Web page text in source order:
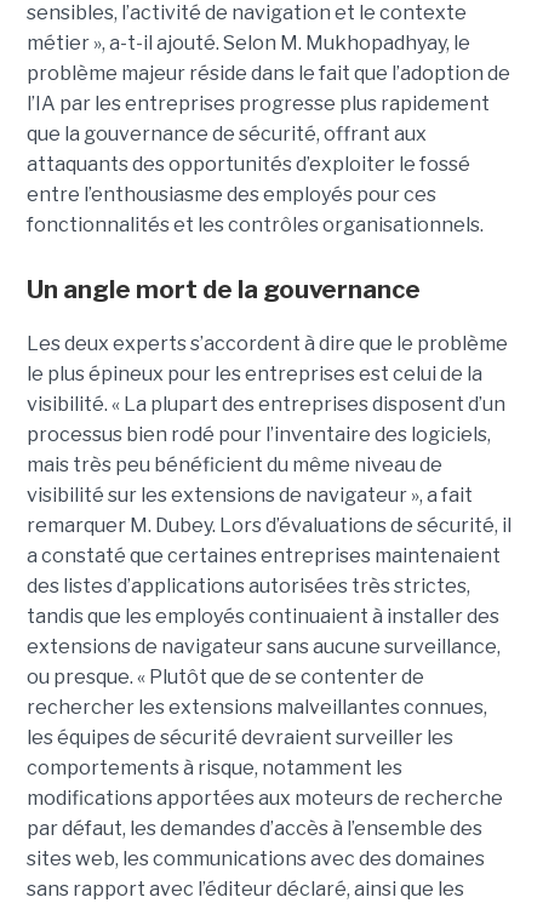
sensibles, l’activité de navigation et le contexte
métier », a-t-il ajouté. Selon M. Mukhopadhyay, le
problème majeur réside dans le fait que l’adoption de
l’IA par les entreprises progresse plus rapidement
que la gouvernance de sécurité, offrant aux
attaquants des opportunités d’exploiter le fossé
entre l’enthousiasme des employés pour ces
fonctionnalités et les contrôles organisationnels.
Un angle mort de la gouvernance
Les deux experts s’accordent à dire que le problème
le plus épineux pour les entreprises est celui de la
visibilité. « La plupart des entreprises disposent d’un
processus bien rodé pour l’inventaire des logiciels,
mais très peu bénéficient du même niveau de
visibilité sur les extensions de navigateur », a fait
remarquer M. Dubey. Lors d’évaluations de sécurité, il
a constaté que certaines entreprises maintenaient
des listes d’applications autorisées très strictes,
tandis que les employés continuaient à installer des
extensions de navigateur sans aucune surveillance,
ou presque. « Plutôt que de se contenter de
rechercher les extensions malveillantes connues,
les équipes de sécurité devraient surveiller les
comportements à risque, notamment les
modifications apportées aux moteurs de recherche
par défaut, les demandes d’accès à l’ensemble des
sites web, les communications avec des domaines
sans rapport avec l’éditeur déclaré, ainsi que les